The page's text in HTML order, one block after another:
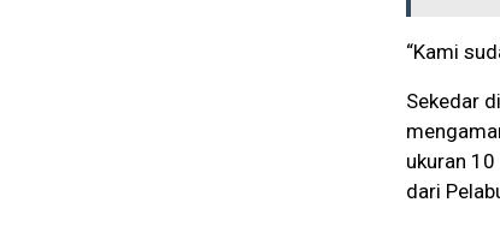
“Kami
Sekedar
ukuran
dari